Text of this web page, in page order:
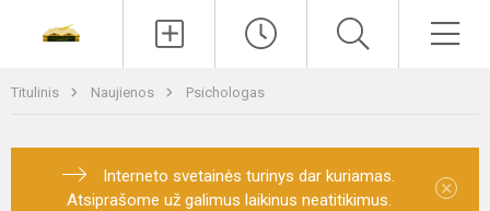
Titulinis Naujienos Psichologas
Interneto svetainės turinys dar kuriamas.
Atsiprašome už galimus laikinus neatitikimus.
×